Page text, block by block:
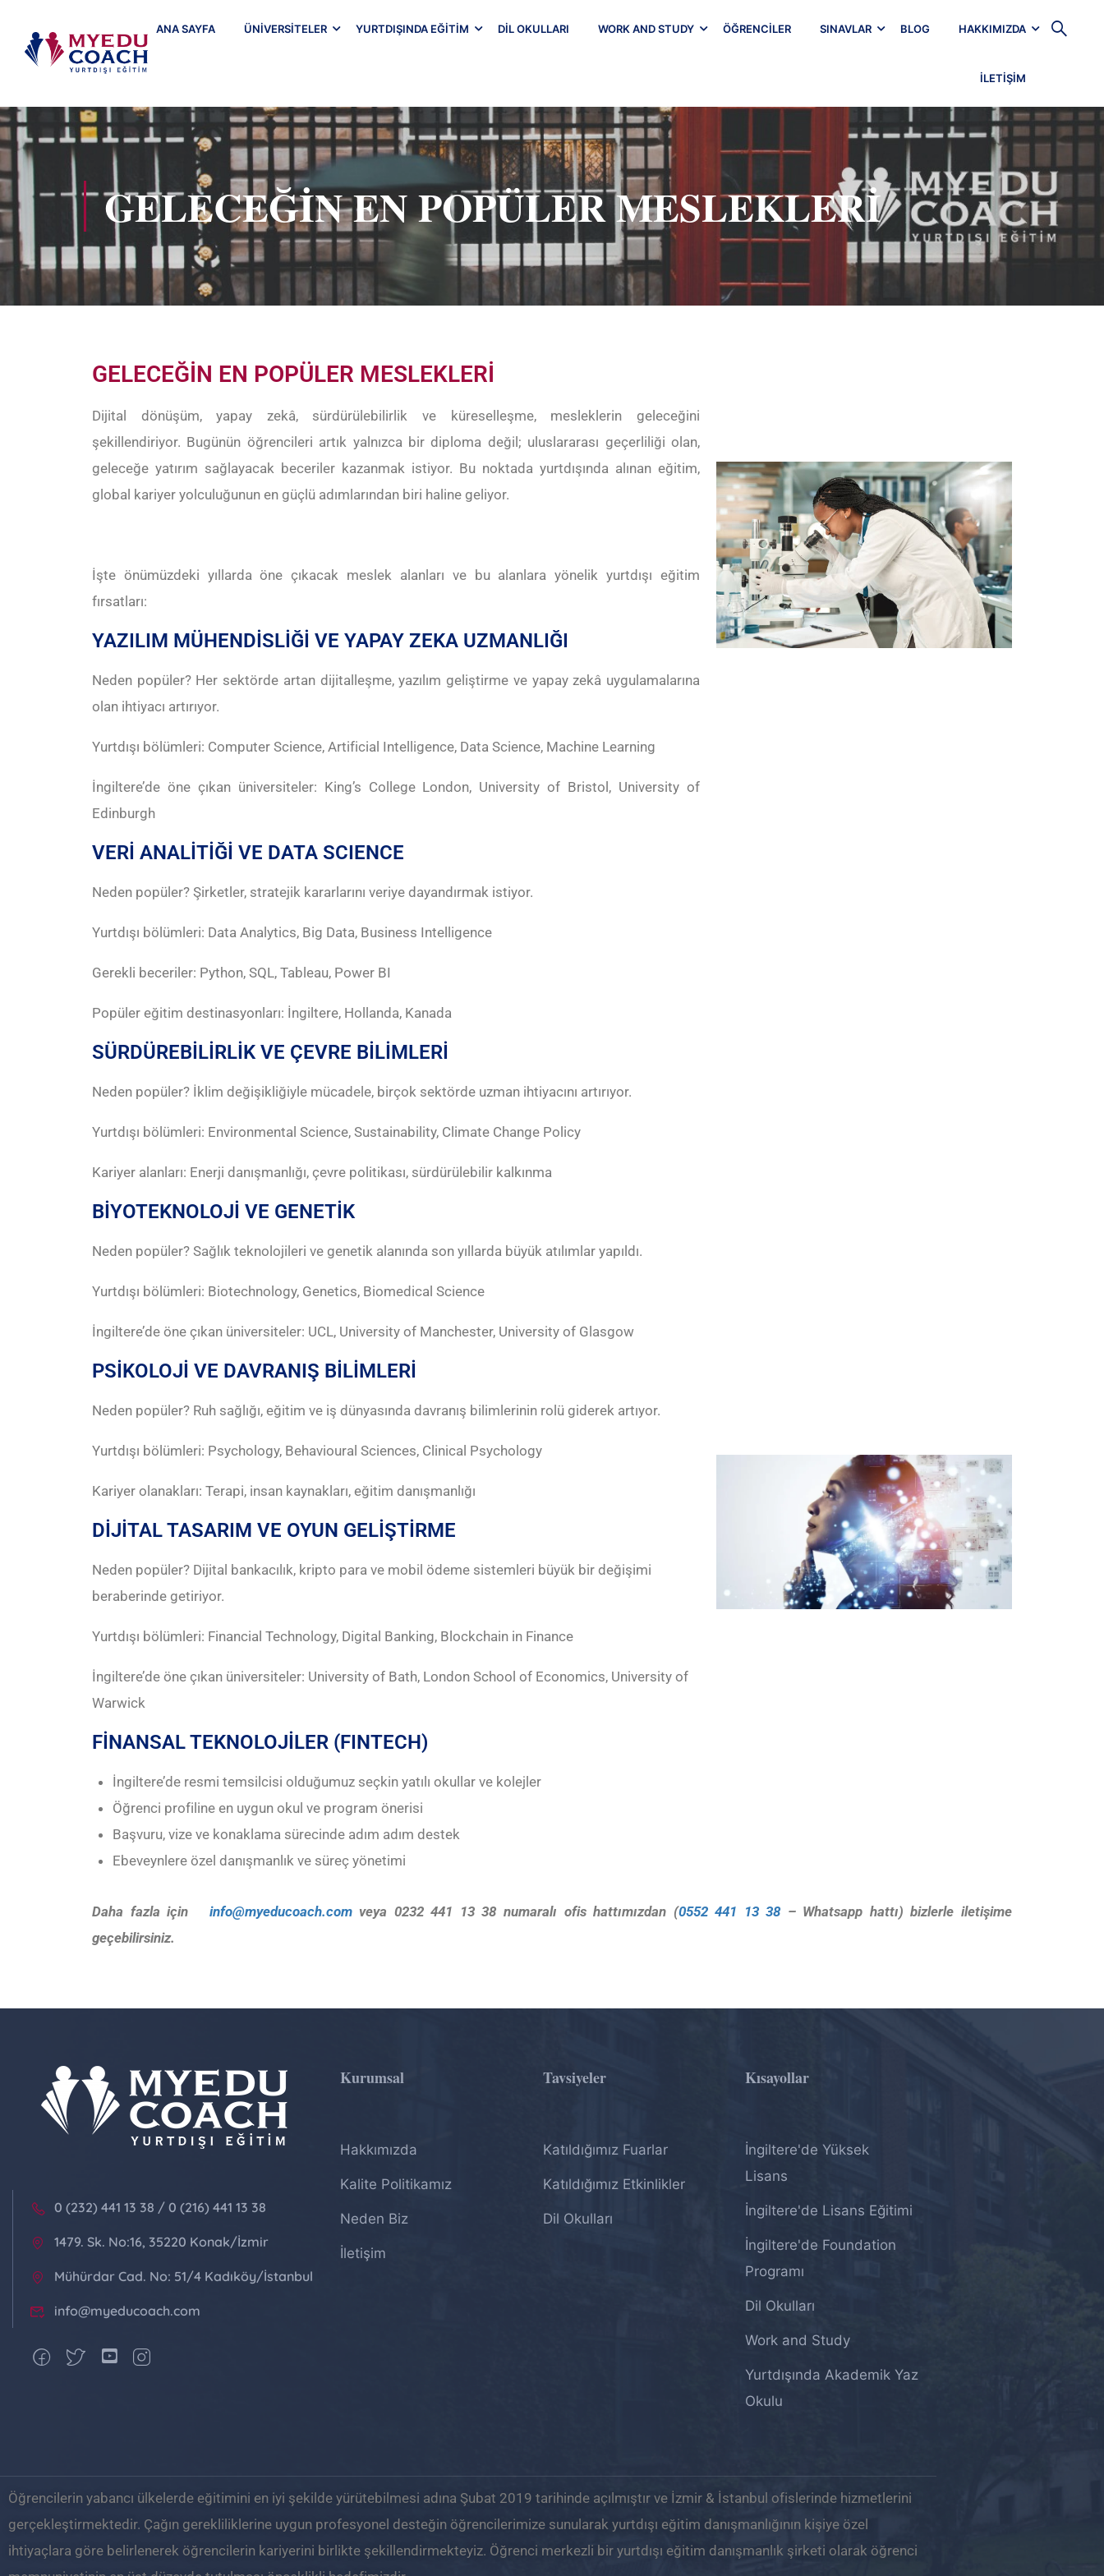
ANA SAYFA ÜNIVERSITELER YURTDIŞINDA EĞITIM DIL OKULLARI WORK AND STUDY ÖĞRENCILER SINAVLAR BLOG HAKKIMIZDA
İLETIŞIM
GELECEĞIN EN POPÜLER MESLEKLERI
GELECEĞİN EN POPÜLER MESLEKLERİ
Dijital dönüşüm, yapay zekâ, sürdürülebilirlik ve küreselleşme, mesleklerin geleceğini
şekillendiriyor. Bugünün öğrencileri artık yalnızca bir diploma değil; uluslararası geçerliliği olan,
geleceğe yatırım sağlayacak beceriler kazanmak istiyor. Bu noktada yurtdışında alınan eğitim,
global kariyer yolculuğunun en güçlü adımlarından biri haline geliyor.
İşte önümüzdeki yıllarda öne çıkacak meslek alanları ve bu alanlara yönelik yurtdışı eğitim
fırsatları:
YAZILIM MÜHENDİSLİĞİ VE YAPAY ZEKA UZMANLIĞI
Neden popüler? Her sektörde artan dijitalleşme, yazılım geliştirme ve yapay zekâ uygulamalarına
olan ihtiyacı artırıyor.
Yurtdışı bölümleri: Computer Science, Artificial Intelligence, Data Science, Machine Learning
İngiltere’de öne çıkan üniversiteler: King’s College London, University of Bristol, University of
Edinburgh
VERİ ANALİTİĞİ VE DATA SCIENCE
Neden popüler? Şirketler, stratejik kararlarını veriye dayandırmak istiyor.
Yurtdışı bölümleri: Data Analytics, Big Data, Business Intelligence
Gerekli beceriler: Python, SQL, Tableau, Power BI
Popüler eğitim destinasyonları: İngiltere, Hollanda, Kanada
SÜRDÜREBİLİRLİK VE ÇEVRE BİLİMLERİ
Neden popüler? İklim değişikliğiyle mücadele, birçok sektörde uzman ihtiyacını artırıyor.
Yurtdışı bölümleri: Environmental Science, Sustainability, Climate Change Policy
Kariyer alanları: Enerji danışmanlığı, çevre politikası, sürdürülebilir kalkınma
BİYOTEKNOLOJİ VE GENETİK
Neden popüler? Sağlık teknolojileri ve genetik alanında son yıllarda büyük atılımlar yapıldı.
Yurtdışı bölümleri: Biotechnology, Genetics, Biomedical Science
İngiltere’de öne çıkan üniversiteler: UCL, University of Manchester, University of Glasgow
PSİKOLOJİ VE DAVRANIŞ BİLİMLERİ
Neden popüler? Ruh sağlığı, eğitim ve iş dünyasında davranış bilimlerinin rolü giderek artıyor.
Yurtdışı bölümleri: Psychology, Behavioural Sciences, Clinical Psychology
Kariyer olanakları: Terapi, insan kaynakları, eğitim danışmanlığı
DİJİTAL TASARIM VE OYUN GELİŞTİRME
Neden popüler? Dijital bankacılık, kripto para ve mobil ödeme sistemleri büyük bir değişimi
beraberinde getiriyor.
Yurtdışı bölümleri: Financial Technology, Digital Banking, Blockchain in Finance
İngiltere’de öne çıkan üniversiteler: University of Bath, London School of Economics, University of
Warwick
FİNANSAL TEKNOLOJİLER (FINTECH)
İngiltere’de resmi temsilcisi olduğumuz seçkin yatılı okullar ve kolejler
Öğrenci profiline en uygun okul ve program önerisi
Başvuru, vize ve konaklama sürecinde adım adım destek
Ebeveynlere özel danışmanlık ve süreç yönetimi
Daha fazla için info@myeducoach.comveya 0232 441 13 38 numaralı ofis hattımızdan (0552 441 13 38 – Whatsapp hattı) bizlerle iletişime
geçebilirsiniz.
0 (232) 441 13 38 / 0 (216) 441 13 38
1479. Sk. No:16, 35220 Konak/İzmir
Mühürdar Cad. No: 51/4 Kadıköy/İstanbul
info@myeducoach.com
Kurumsal
Hakkımızda
Kalite Politikamız
Neden Biz
İletişim
Tavsiyeler
Katıldığımız Fuarlar
Katıldığımız Etkinlikler
Dil Okulları
Kısayollar
İngiltere'de Yüksek
Lisans
İngiltere'de Lisans Eğitimi
İngiltere'de Foundation
Programı
Dil Okulları
Work and Study
Yurtdışında Akademik Yaz
Okulu
Öğrencilerin yabancı ülkelerde eğitimini en iyi şekilde yürütebilmesi adına Şubat 2019 tarihinde açılmıştır ve İzmir & İstanbul ofislerinde hizmetlerini
gerçekleştirmektedir. Çağın gerekliliklerine uygun profesyonel desteğin öğrencilerimize sunularak yurtdışı eğitim danışmanlığının kişiye özel
ihtiyaçlara göre belirlenerek öğrencilerin kariyerini birlikte şekillendirmekteyiz. Öğrenci merkezli bir yurtdışı eğitim danışmanlık şirketi olarak öğrenci